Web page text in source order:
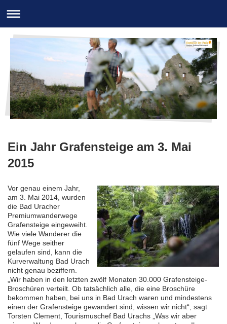
Ein Jahr Grafensteige am 3. Mai
2015
Vor genau einem Jahr,
am 3. Mai 2014, wurden
die Bad Uracher
Premiumwanderwege
Grafensteige eingeweiht.
Wie viele Wanderer die
fünf Wege seither
gelaufen sind, kann die
Kurverwaltung Bad Urach
nicht genau beziffern.
„Wir haben in den letzten zwölf Monaten 30.000 Grafensteige-
Broschüren verteilt. Ob tatsächlich alle, die eine Broschüre
bekommen haben, bei uns in Bad Urach waren und mindestens
einen der Grafensteige gewandert sind, wissen wir nicht“, sagt
Torsten Clement, Tourismuschef Bad Urachs „Was wir aber